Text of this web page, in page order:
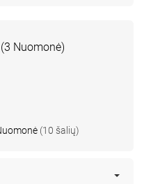
(3 Nuomonė)
(10 šalių)